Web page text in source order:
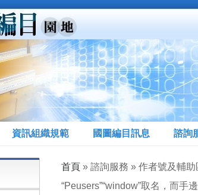
資訊組織規範 國圖編目訊息 諮詢
您在這裡
首頁» 諮詢服務 » 作者號及輔助
“Peusers”“window”取名，而手